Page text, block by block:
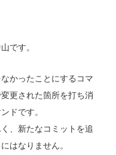
です。
かったことにするコマ
更された箇所を打ち消
ドです。
、新たなコミットを追
はなりません。